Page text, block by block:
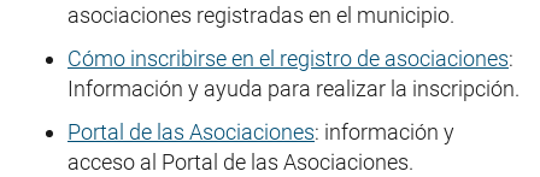
asociaciones registradas en el municipio.
Cómo inscribirse en el registro de asociaciones:
Información y ayuda para realizar la inscripción.
Portal de las Asociaciones: información y
acceso al Portal de las Asociaciones.